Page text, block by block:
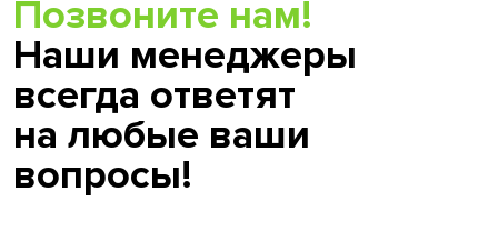
Позвоните нам!
Наши менеджеры
всегда ответят
на любые ваши
вопросы!